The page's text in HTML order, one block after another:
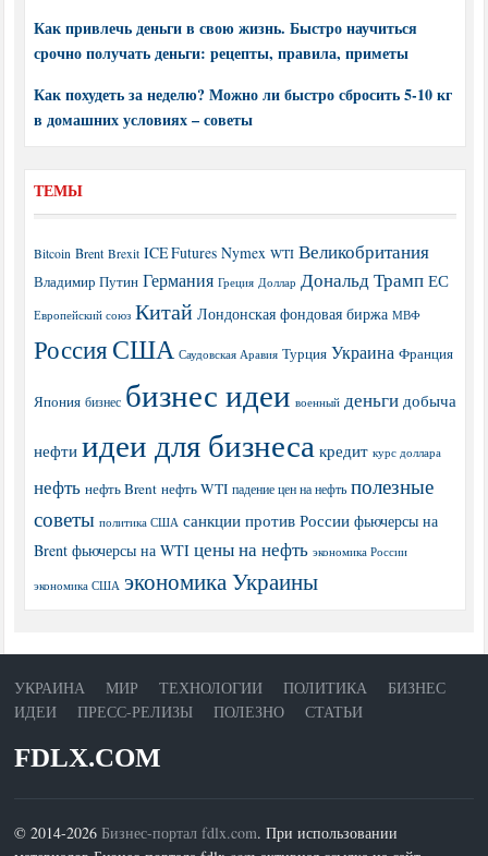
Как привлечь деньги в свою жизнь. Быстро научиться
срочно получать деньги: рецепты, правила, приметы
Как похудеть за неделю? Можно ли быстро сбросить 5-10 кг
в домашних условиях – советы
ТЕМЫ
Bitcoin Brent Brexit ICE Futures Nymex WTI Великобритания
Владимир Путин Германия Греция Доллар Дональд Трамп ЕС
Европейский союз Китай Лондонская фондовая биржа МВФ
РоссияСША Саудовская Аравия Турция Украина Франция
Япония бизнес бизнес идеи военный деньги добыча
нефти идеи для бизнеса кредит курс доллара
нефть нефть Brent нефть WTI падение цен на нефть полезные
советы политика США санкции против России фьючерсы на
Brent фьючерсы на WTI цены на нефть экономика России
экономика США экономика Украины
УКРАИНА МИР ТЕХНОЛОГИИ ПОЛИТИКА
БИЗНЕС
ИДЕИ
ПРЕСС-РЕЛИЗЫ ПОЛЕЗНО СТАТЬИ
FDLX.COM
© 2014-2026 Бизнес-портал fdlx.com. При использовании